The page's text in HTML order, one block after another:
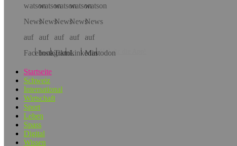
Hol dir die App!
Startseite
Schweiz
International
Wirtschaft
Sport
Leben
Spass
Digital
Wissen